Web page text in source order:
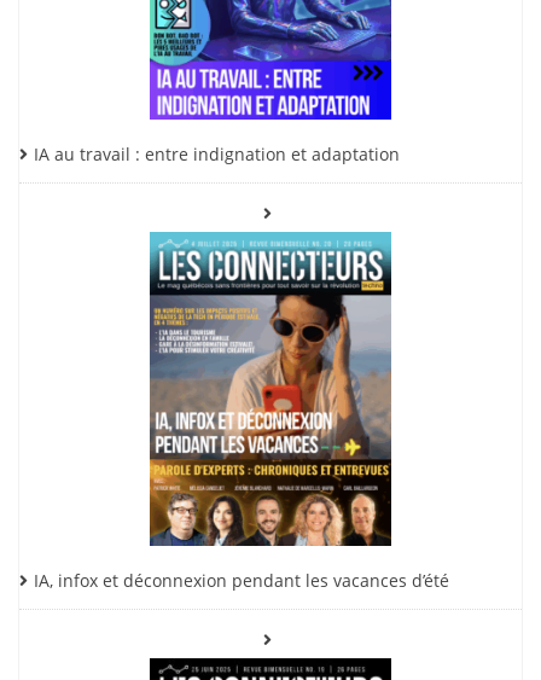
IA au travail : entre indignation et adaptation
IA, infox et déconnexion pendant les vacances d’été